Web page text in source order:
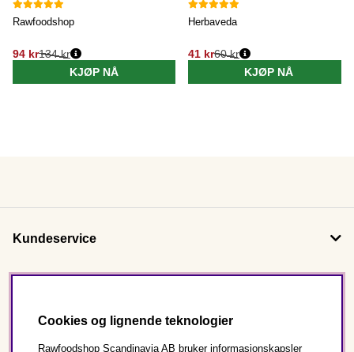
Rawfoodshop
94 kr134 kr
KJØP NÅ
Herbaveda
41 kr60 kr
KJØP NÅ
Kundeservice
Cookies og lignende teknologier
Rawfoodshop Scandinavia AB bruker informasjonskapsler